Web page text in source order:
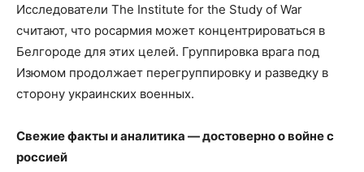
Исследователи The Institute for the Study of War
считают, что росармия может концентрироваться в
Белгороде для этих целей. Группировка врага под
Изюмом продолжает перегруппировку и разведку в
сторону украинских военных.
Свежие факты и аналитика — достоверно о войне с
россией